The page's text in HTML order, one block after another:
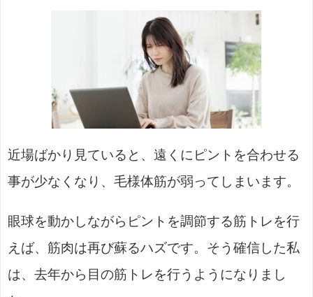
近場ばかり見ていると、遠くにピントを合わせる
事が少なくなり、毛様体筋が弱ってしまいます。
眼球を動かしながらピントを調節する筋トレを行
えば、筋肉は再び蘇るハズです。そう確信した私
は、去年から目の筋トレを行うようになりまし